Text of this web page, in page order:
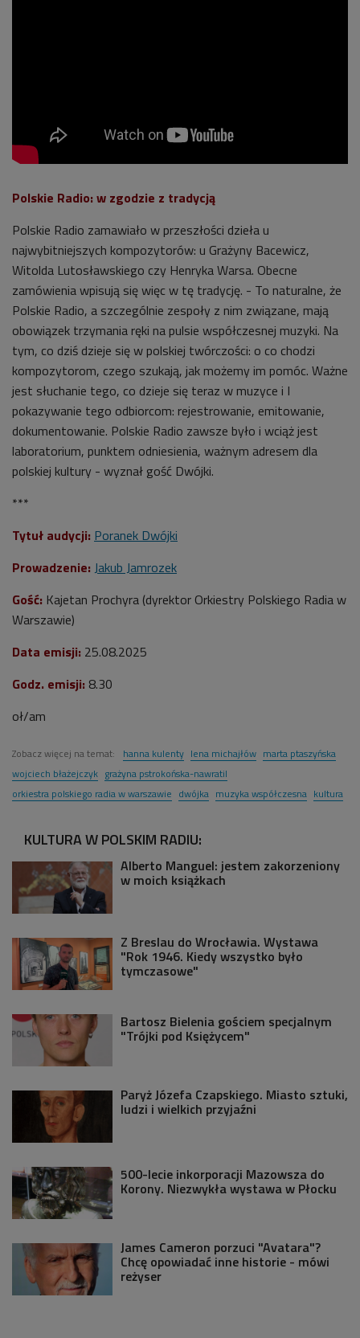
Polskie Radio: w zgodzie z tradycją
Polskie Radio zamawiało w przeszłości dzieła u
najwybitniejszych kompozytorów: u Grażyny Bacewicz,
Witolda Lutosławskiego czy Henryka Warsa. Obecne
zamówienia wpisują się więc w tę tradycję. - To naturalne, że
Polskie Radio, a szczególnie zespoły z nim związane, mają
obowiązek trzymania ręki na pulsie współczesnej muzyki. Na
tym, co dziś dzieje się w polskiej twórczości: o co chodzi
kompozytorom, czego szukają, jak możemy im pomóc. Ważne
jest słuchanie tego, co dzieje się teraz w muzyce i I
pokazywanie tego odbiorcom: rejestrowanie, emitowanie,
dokumentowanie. Polskie Radio zawsze było i wciąż jest
laboratorium, punktem odniesienia, ważnym adresem dla
polskiej kultury - wyznał gość Dwójki.
***
Tytuł audycji: Poranek Dwójki
Prowadzenie: Jakub Jamrozek
Gość: Kajetan Prochyra (dyrektor Orkiestry Polskiego Radia w
Warszawie)
Data emisji: 25.08.2025
Godz. emisji: 8.30
oł/am
Zobacz więcej na temat: hanna kulenty lena michajłów marta ptaszyńska
wojciech błażejczyk grażyna pstrokońska-nawratil
orkiestra polskiego radia w warszawie dwójka muzyka współczesna kultura
KULTURA W POLSKIM RADIU:
Alberto Manguel: jestem zakorzeniony
w moich książkach
Z Breslau do Wrocławia. Wystawa
"Rok 1946. Kiedy wszystko było
tymczasowe"
Bartosz Bielenia gościem specjalnym
"Trójki pod Księżycem"
Paryż Józefa Czapskiego. Miasto sztuki,
ludzi i wielkich przyjaźni
500-lecie inkorporacji Mazowsza do
Korony. Niezwykła wystawa w Płocku
James Cameron porzuci "Avatara"?
Chcę opowiadać inne historie - mówi
reżyser